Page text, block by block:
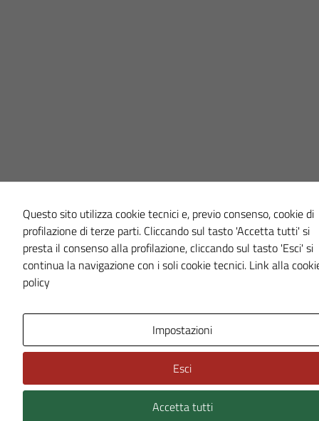
Questo sito utilizza cookie tecnici e, previo consenso, cookie di
profilazione di terze parti. Cliccando sul tasto 'Accetta tutti' si
presta il consenso alla profilazione, cliccando sul tasto 'Esci' si
continua la navigazione con i soli cookie tecnici. Link alla
policy
Impostazioni
Esci
Accetta tutti